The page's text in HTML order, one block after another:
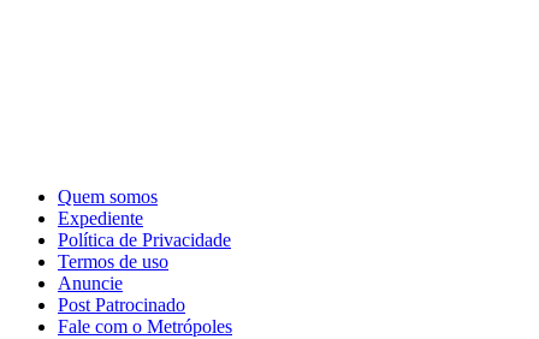
Quem somos
Expediente
Política de Privacidade
Termos de uso
Anuncie
Post Patrocinado
Fale com o Metrópoles